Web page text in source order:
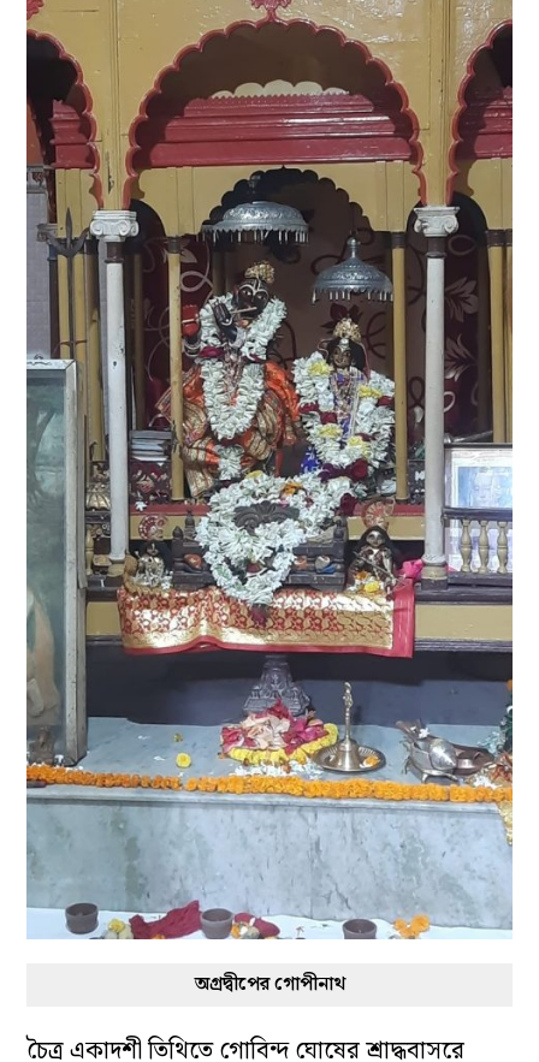
অগ্রদ্বীপের গোপীনাথ
চৈত্র একাদশী তিথিতে গোবিন্দ ঘোষের শ্রাদ্ধবাসরে